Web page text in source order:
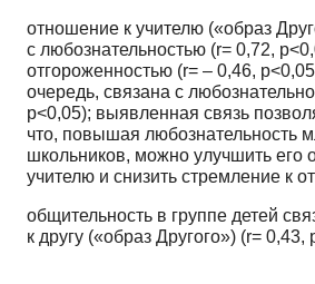
отношение к учителю («образ
с любознательностью (r= 0,72,
отгороженностью (r= – 0,46,
очередь, связана с
p<0,05); выявленная связь
что, повышая любознательность
школьников, можно улучшить его
учителю и снизить стремление к
общительность в группе детей
к другу («образ Другого») (r= 0,43,